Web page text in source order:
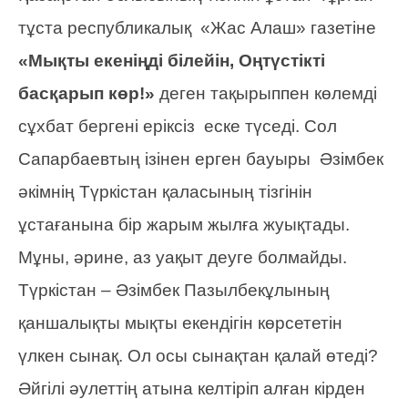
тұста республикалық «Жас Алаш» газетіне
«Мықты екеніңді білейін, Оңтүстікті
басқарып көр!» деген тақырыппен көлемді
сұхбат бергені еріксіз еске түседі. Сол
Сапарбаевтың ізінен ерген бауыры Әзімбек
әкімнің Түркістан қаласының тізгінін
ұстағанына бір жарым жылға жуықтады.
Мұны, әрине, аз уақыт деуге болмайды.
Түркістан – Әзімбек Пазылбекұлының
қаншалықты мықты екендігін көрсететін
үлкен сынақ. Ол осы сынақтан қалай өтеді?
Әйгілі әулеттің атына келтіріп алған кірден